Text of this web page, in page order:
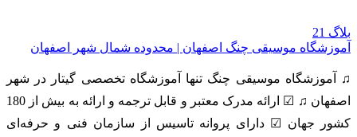
بلاگ 21
آموزشگاه موسیقی چنگ اصفهان | محدوده شمال شهر اصفهان
♫ آموزشگاه موسیقی چنگ تنها آموزشگاه تخصصی گیتار در شهر
اصفهان ♫ ☑ ارائه مدرک معتبر و قابل ترجمه و ارائه به بیش از 180
کشور جهان ☑ دارای پروانه تاسیس از سازمان فنی و حرفه‌ای